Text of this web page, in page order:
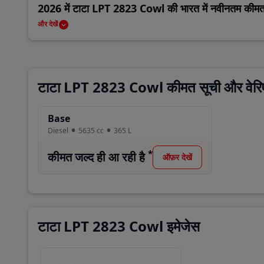
2026 में टाटा LPT 2823 Cowl की भारत में नवीनतम
टाटा LPT 2823 Cowl वेरिएंट
Base
और देखें
टाटा LPT 2823 Cowl कीमत सूची और
Base
Diesel 5635 cc 365 L
कीमत जल्द ही आ रही है * ऑफ़र देखें
टाटा LPT 2823 Cowl इमेजेस